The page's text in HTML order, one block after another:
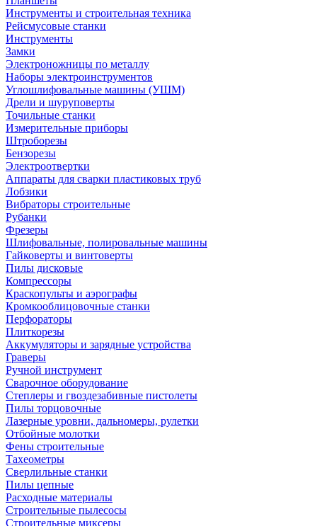
Инструменты и строительная техника
Рейсмусовые станки
Инструменты
Замки
Электроножницы по металлу
Наборы электроинструментов
Углошлифовальные машины (УШМ)
Дрели и шуруповерты
Точильные станки
Измерительные приборы
Штроборезы
Бензорезы
Электроотвертки
Аппараты для сварки пластиковых труб
Лобзики
Вибраторы строительные
Рубанки
Фрезеры
Шлифовальные, полировальные машины
Гайковерты и винтоверты
Пилы дисковые
Компрессоры
Краскопульты и аэрографы
Кромкооблицовочные станки
Перфораторы
Плиткорезы
Аккумуляторы и зарядные устройства
Граверы
Ручной инструмент
Сварочное оборудование
Степлеры и гвоздезабивные пистолеты
Пилы торцовочные
Лазерные уровни, дальномеры, рулетки
Отбойные молотки
Фены строительные
Тахеометры
Сверлильные станки
Пилы цепные
Расходные материалы
Строительные пылесосы
Строительные миксеры